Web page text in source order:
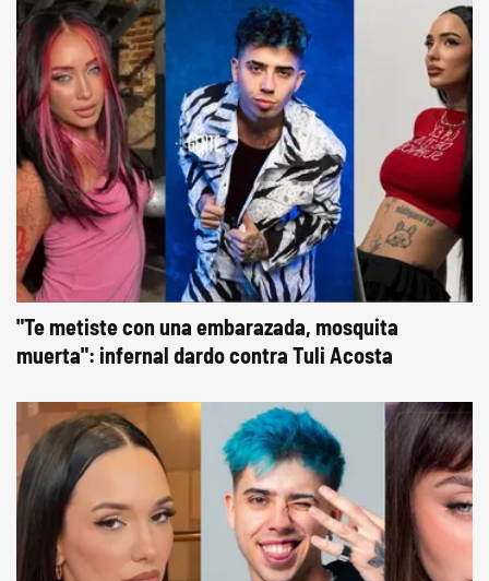
"Te metiste con una embarazada, mosquita
muerta": infernal dardo contra Tuli Acosta